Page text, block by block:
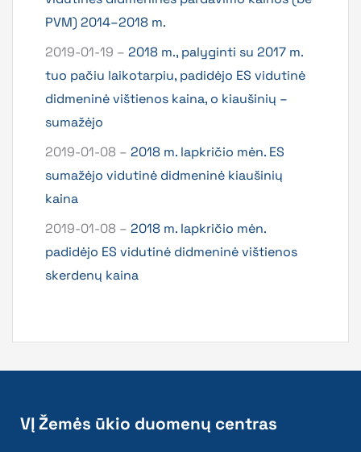
PVM) 2014–2018 m.
2019-01-19 – 2018 m., palyginti su 2017 m.
tuo pačiu laikotarpiu, padidėjo ES vidutinė
didmeninė vištienos kaina, o kiaušinių –
sumažėjo
2019-01-08 – 2018 m. lapkričio mėn. ES
sumažėjo vidutinė didmeninė kiaušinių
kaina
2019-01-08 – 2018 m. lapkričio mėn.
padidėjo ES vidutinė didmeninė vištienos
skerdenų kaina
VĮ Žemės ūkio duomenų centras